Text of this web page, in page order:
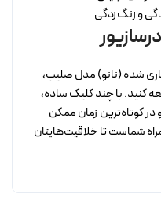
و زنگ‌زدگی
شده (نانو) مدل صلیب،
کنید. با چند کلیک ساده،
کوتاه‌ترین زمان ممکن
شماست تا خلاقیت‌هایتان